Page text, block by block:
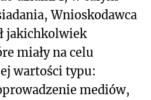
Wnioskodawca
jakichkolwiek
miały na celu
wartości typu:
mediów,